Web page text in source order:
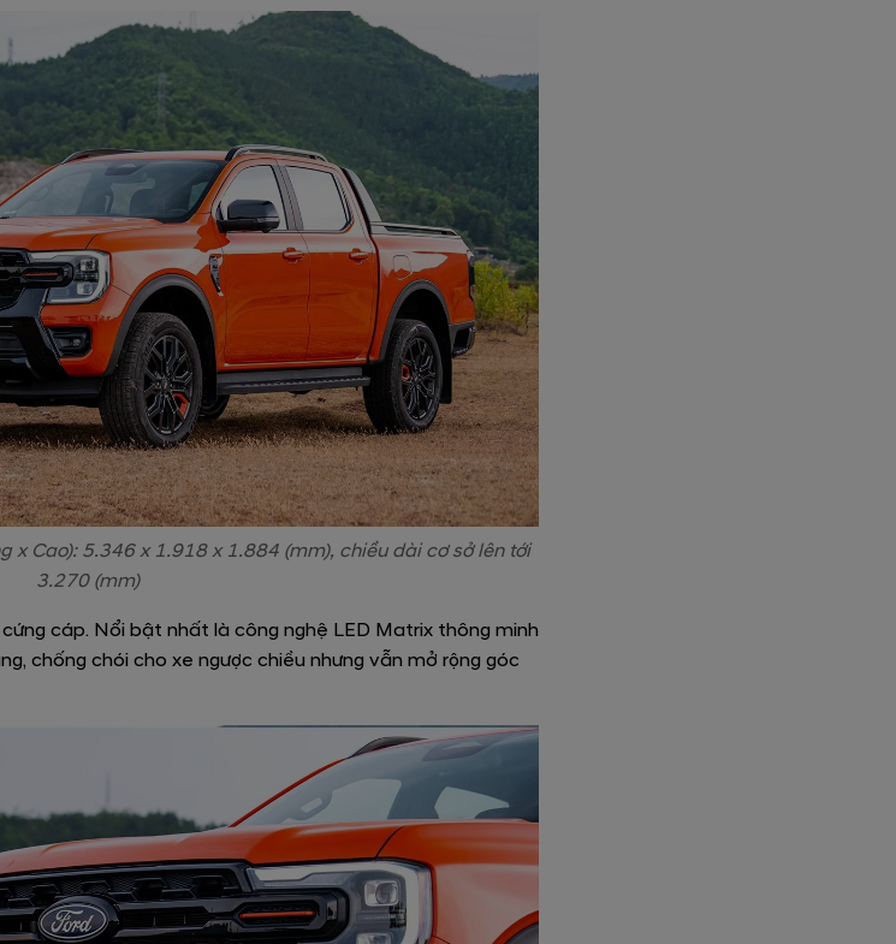
x Cao): 5.346 x 1.918 x 1.884 (mm), chiều dài cơ sở lên tới
3.270 (mm)
cáp. Nổi bật nhất là công nghệ LED Matrix thông minh
chống chói cho xe ngược chiều nhưng vẫn mở rộng góc